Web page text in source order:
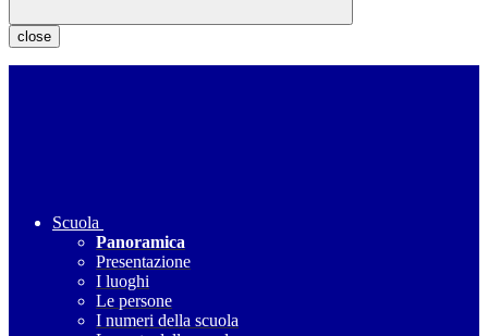
close
Scuola
Panoramica
Presentazione
I luoghi
Le persone
I numeri della scuola